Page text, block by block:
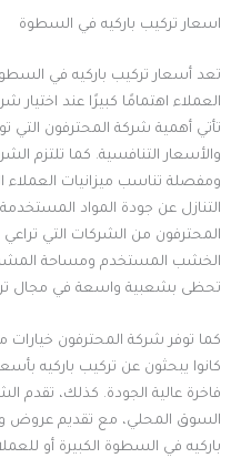
اسعار تركيب باركيه في السطوة
تعد أسعار تركيب باركيه في
العملاء اهتمامًا كبيرًا عند اختيار
تأتي أهمية شركة المحترفون التي
والأسعار التنافسية. كما تلتزم
ومفصلة تناسب ميزانيات
التنازل عن جودة المواد
المحترفون من الشركات التي تراعي
الخشب المستخدم ومساحة
تحظى بشعبية واسعة في مجال
كما توفر شركة المحترفون
كانوا يبحثون عن تركيب باركيه
فاخرة عالية الجودة. كذلك، تقدم
السوق المحلي، مع تقديم
باركيه في السطوة الكبيرة أو